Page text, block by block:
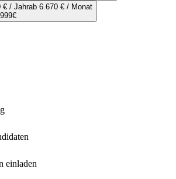
€ / Jahrab 6.670 € / Monat
999€
einladen